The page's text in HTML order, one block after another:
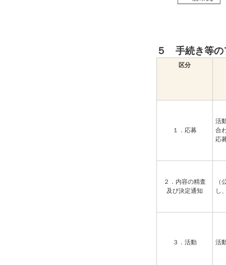
５ 手続き等の
区分
１．応募
活
合
応
２．内容の精査
及び決定通知
（
し
３．活動 活